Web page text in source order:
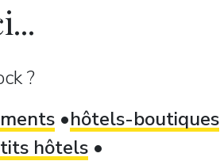
?
hôtels-boutiques
hôtels